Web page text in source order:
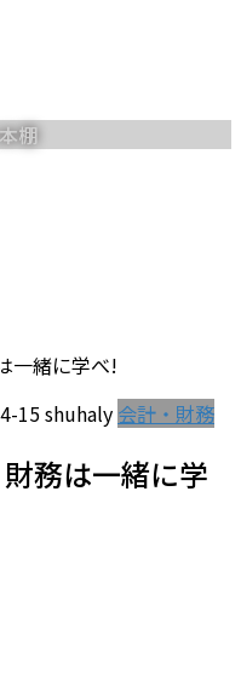
棚
一緒に学べ!
15shuhaly 会計・財務
務は一緒に学